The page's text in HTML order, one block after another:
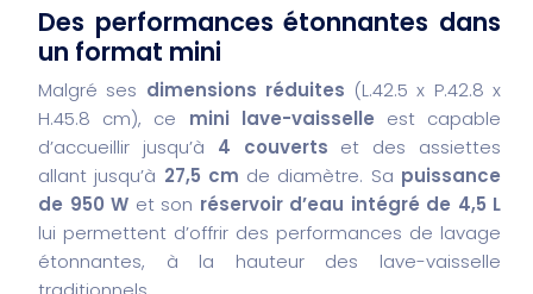
Des performances étonnantes dans
un format mini
Malgré ses dimensions réduites (L.42.5 x P.42.8 x
H.45.8 cm), ce mini lave-vaisselle est capable
d’accueillir jusqu’à 4 couverts et des assiettes
allant jusqu’à 27,5 cm de diamètre. Sa puissance
de 950 W et son réservoir d’eau intégré de 4,5 L
lui permettent d’offrir des performances de lavage
étonnantes, à la hauteur des lave-vaisselle